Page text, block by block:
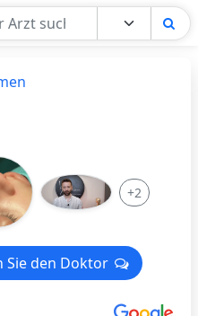
+2
den Doktor
Sie den Doktor